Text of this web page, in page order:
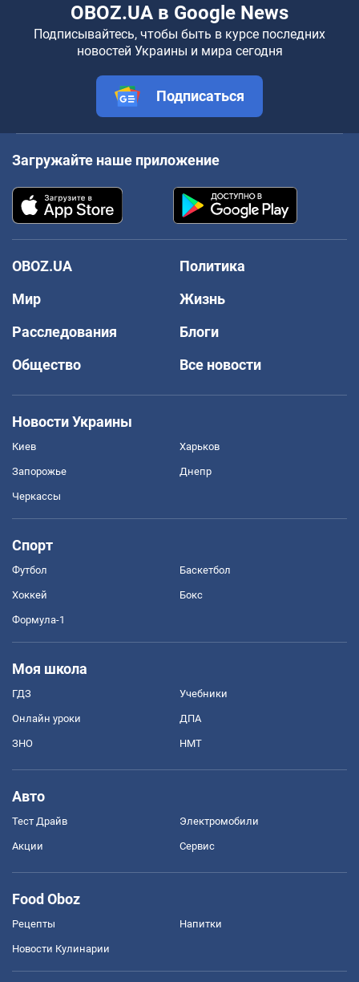
OBOZ.UA в Google News
Подписывайтесь, чтобы быть в курсе последних
новостей Украины и мира сегодня
Подписаться
Загружайте наше приложение
OBOZ.UA
Политика
Мир
Жизнь
Расследования
Блоги
Общество
Все новости
Новости Украины
Киев Харьков
Запорожье Днепр
Черкассы
Спорт
Футбол Баскетбол
Хоккей Бокс
Формула-1
Моя школа
ГДЗ Учебники
Онлайн уроки ДПА
ЗНО НМТ
Авто
Тест Драйв Электромобили
Акции Сервис
Food Oboz
Рецепты Напитки
Новости Кулинарии